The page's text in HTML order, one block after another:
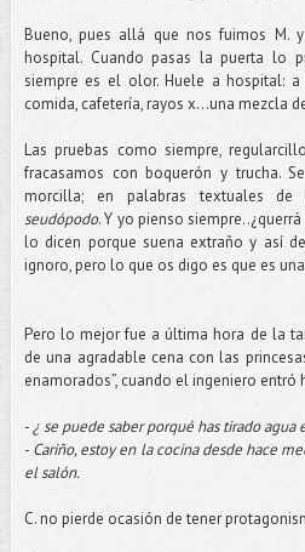
Bueno, pues allá que nos fuimos
hospital. Cuando pasas la puerta lo
siempre es el olor. Huele a hospital: a
comida, cafetería, rayos x…una mezcla
Las pruebas como siempre,
fracasamos con boquerón y trucha.
morcilla; en palabras textuales de
seudópodo. Y yo pienso
lo dicen porque suena extraño y así
ignoro, pero lo que os digo es que es
Pero lo mejor fue a última hora de la
de una agradable cena con las
enamorados”, cuando el ingeniero entró
-¿ se puede saber porqué has tirado agua
- Cariño, estoy en la cocina desde hace
el salón.
C. no pierde ocasión de tener